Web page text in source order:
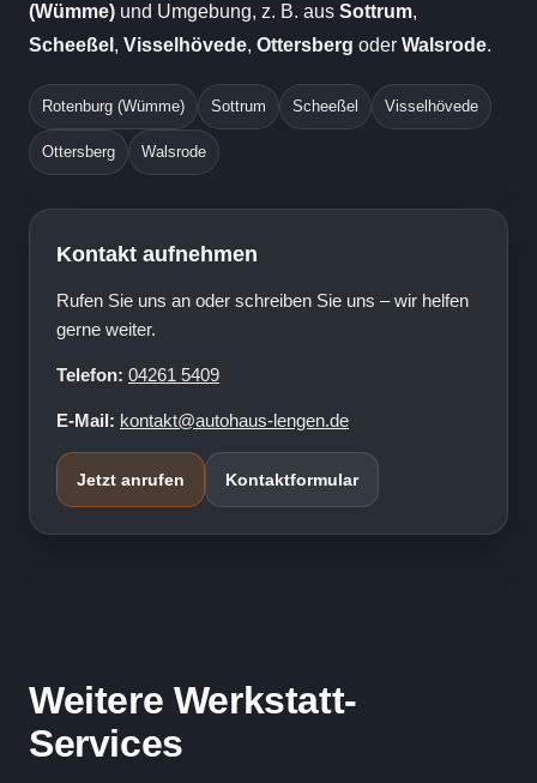
(Wümme) und Umgebung, z. B. aus Sottrum,
Scheeßel , Visselhövede, Ottersberg oder Walsrode.
Rotenburg (Wümme) Sottrum Scheeßel Visselhövede
Ottersberg Walsrode
Kontakt aufnehmen
Rufen Sie uns an oder schreiben Sie uns – wir helfen
gerne weiter.
Telefon: 04261 5409
E-Mail: kontakt@autohaus-lengen.de
Jetzt anrufen Kontaktformular
Weitere Werkstatt-
Services